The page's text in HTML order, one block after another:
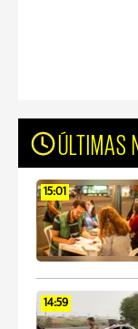
ÚLTIMAS
15:01
14:59